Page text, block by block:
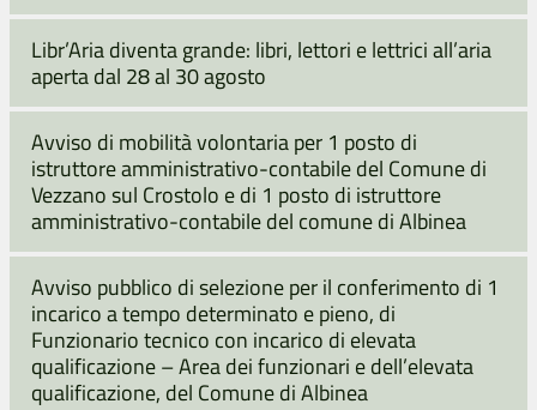
Libr’Aria diventa grande: libri, lettori e lettrici all’aria
aperta dal 28 al 30 agosto
Avviso di mobilità volontaria per 1 posto di
istruttore amministrativo-contabile del Comune di
Vezzano sul Crostolo e di 1 posto di istruttore
amministrativo-contabile del comune di Albinea
Avviso pubblico di selezione per il conferimento di 1
incarico a tempo determinato e pieno, di
Funzionario tecnico con incarico di elevata
qualificazione – Area dei funzionari e dell’elevata
qualificazione, del Comune di Albinea